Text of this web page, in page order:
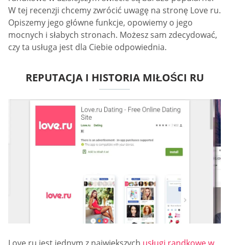
W tej recenzji chcemy zwrócić uwagę na stronę Love ru.
Opiszemy jego główne funkcje, opowiemy o jego
mocnych i słabych stronach. Możesz sam zdecydować,
czy ta usługa jest dla Ciebie odpowiednia.
REPUTACJA I HISTORIA MIŁOŚCI RU
Love ru jest jednym z największych usługi randkowe w